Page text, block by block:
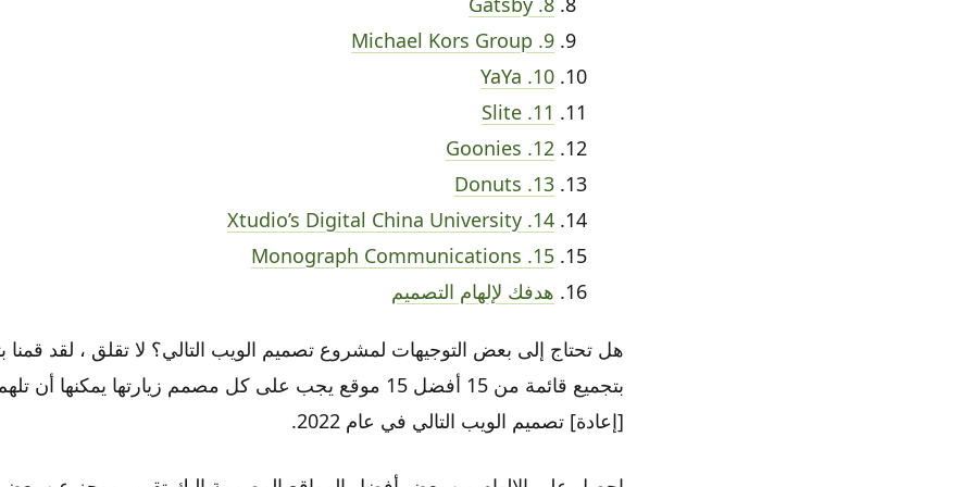
9. Michael Kors Group
10. YaYa
11. Slite
12. Goonies
13. Donuts
14. Xtudio’s Digital China University
15. Monograph Communications
هدفك لإلهام التصميم
هل تحتاج إلى بعض التوجيهات لمشروع تصميم الويب التالي؟ لا تقلق ، لقد قمنا
بتجميع قائمة من 15 أفضل 15 موقع يجب على كل مصمم زيارتها
[إعادة] تصميم الويب التالي في عام 2022.